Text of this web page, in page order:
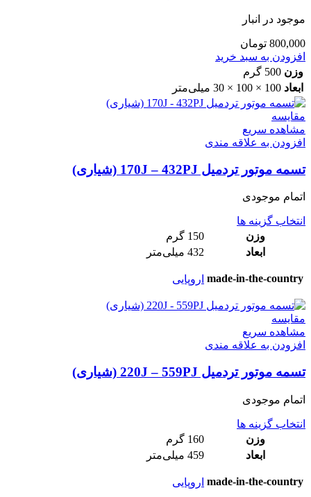
موجود در انبار
800,000 تومان
افزودن به سبد خرید
وزن 500 گرم
ابعاد 100 × 100 × 30 میلی‌متر
مقایسه
مشاهده سریع
افزودن به علاقه مندی
تسمه موتور تردمیل 170J – 432PJ (شیاری)
اتمام موجودی
انتخاب گزینه ها
وزن
150 گرم
ابعاد
432 میلی‌متر
made-in-the-country اروپایی
مقایسه
مشاهده سریع
افزودن به علاقه مندی
تسمه موتور تردمیل 220J – 559PJ (شیاری)
اتمام موجودی
انتخاب گزینه ها
وزن
160 گرم
ابعاد
459 میلی‌متر
made-in-the-country اروپایی